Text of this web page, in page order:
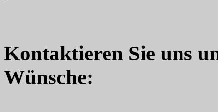
Kontaktieren Sie uns
Wünsche: